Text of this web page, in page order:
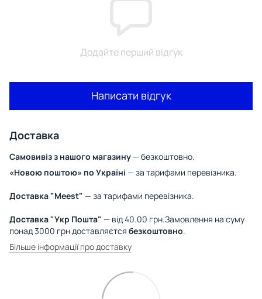
Додайте перший відгук
Написати відгук
Доставка
Самовивіз з нашого магазину— безкоштовно.
«Новою поштою» по Україні — за тарифами перевізника.
Доставка "Meest" — за тарифами перевізника.
Доставка "Укр Пошта" — від 40.00 грн.Замовлення на суму
понад 3000 грн доставляєтся безкоштовно.
Більше інформації про доставку